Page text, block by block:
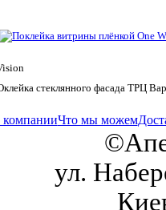
стеклянного фасада ТРЦ
Что мы можем
ул.